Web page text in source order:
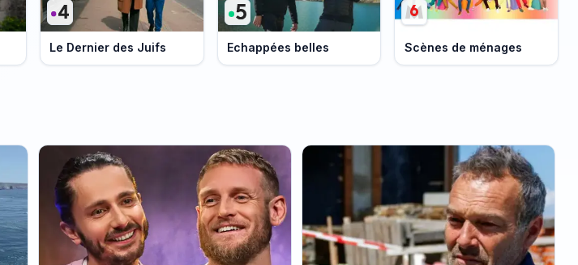
Le Dernier des Juifs Echappées belles Scènes de ménages